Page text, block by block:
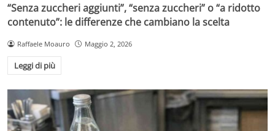
“Senza zuccheri aggiunti”, “senza zuccheri” o “a ridotto
contenuto”: le differenze che cambiano la scelta
Raffaele Moauro Maggio 2, 2026
Leggi di più